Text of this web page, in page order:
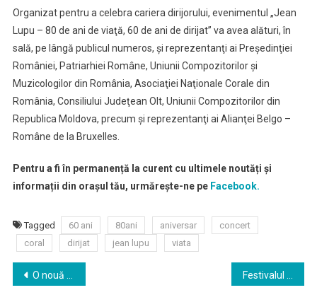
Organizat pentru a celebra cariera dirijorului, evenimentul „Jean
Lupu – 80 de ani de viaţă, 60 de ani de dirijat” va avea alături, în
sală, pe lângă publicul numeros, şi reprezentanţi ai Preşedinţiei
României, Patriarhiei Române, Uniunii Compozitorilor şi
Muzicologilor din România, Asociaţiei Naţionale Corale din
România, Consiliului Judeţean Olt, Uniunii Compozitorilor din
Republica Moldova, precum şi reprezentanţi ai Alianţei Belgo –
Române de la Bruxelles.
Pentru a fi în permanență la curent cu ultimele noutăți și
informații din orașul tău, urmărește-ne peFacebook.
Tagged 60 ani 80ani aniversar
concert
coral
dirijat jean lupu viata
Navigare
O nouă prelevare de organ şi ţesut în Spitalul Universitar de Urgenţă Militar Central “Dr. Carol Davila”